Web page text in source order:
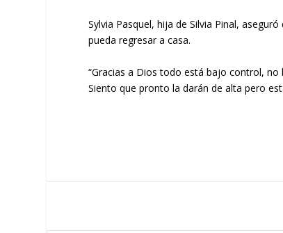
Sylvia Pasquel, hija de Silvia Pinal,
pueda regresar a casa.
“Gracias a Dios todo está bajo control,
Siento que pronto la darán de alta pero